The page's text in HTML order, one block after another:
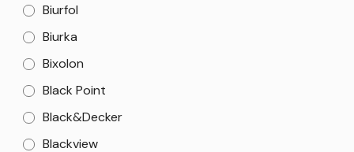
Biurfol
Biurka
Bixolon
Black Point
Black&Decker
Blackview